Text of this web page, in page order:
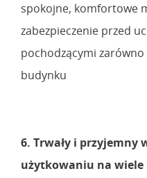
spokojne, komfortowe
zabezpieczenie przed
pochodzącymi
budynku
6. Trwały i przyjemny
użytkowaniu na wiele